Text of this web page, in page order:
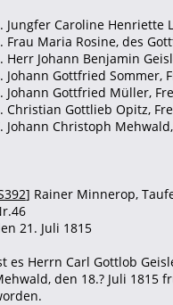
Jungfer Caroline Henriette
Frau Maria Rosine, des
Herr Johann Benjamin
Johann Gottfried Sommer,
Johann Gottfried Müller,
Christian Gottlieb Opitz,
Johann Christoph
] Rainer Minnerop,
21. Juli 1815
es Herrn Carl Gottlob
den 18.? Juli 1815